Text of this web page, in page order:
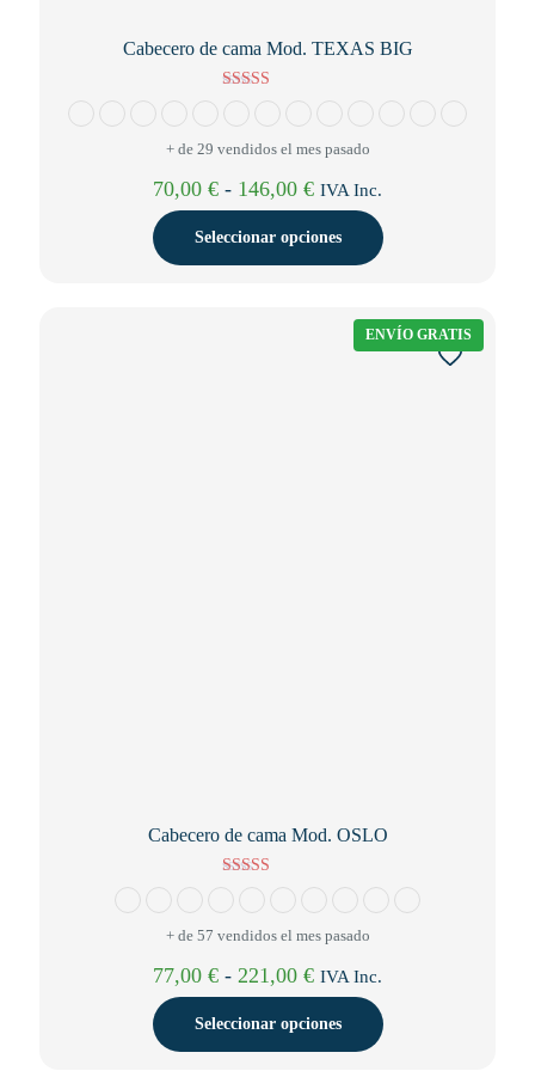
Cabecero de cama Mod. TEXAS BIG
+ de 29 vendidos el mes pasado
70,00 € - 146,00 €Rango
de
precios:
146,00 €
IVA Inc.
Seleccionar opciones
ENVÍO GRATIS
Cabecero de cama Mod. OSLO
+ de 57 vendidos el mes pasado
77,00 € - 221,00 €Rango
de
precios:
IVA Inc.
Seleccionar opciones